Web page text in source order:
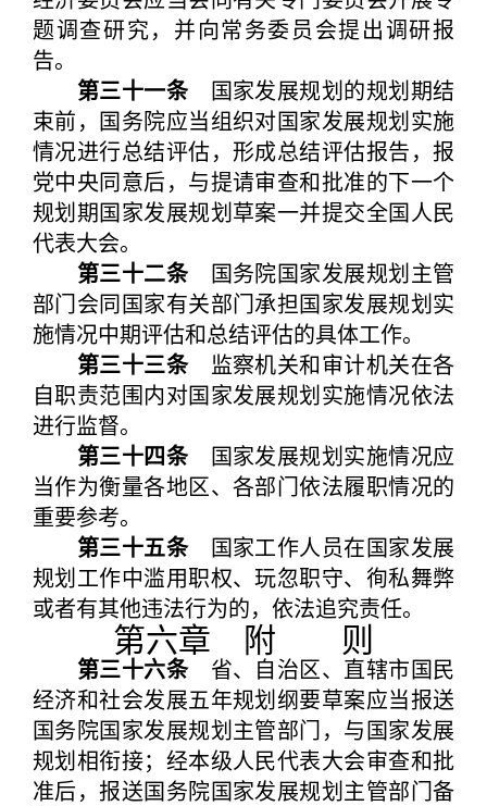
题调查研究，并向常务委员会提出调研报
告。
第三十一条国家发展规划的规划期结
束前，国务院应当组织对国家发展规划实施
情况进行总结评估，形成总结评估报告，报
党中央同意后，与提请审查和批准的下一个
规划期国家发展规划草案一并提交全国人民
代表大会。
第三十二条国务院国家发展规划主管
部门会同国家有关部门承担国家发展规划实
施情况中期评估和总结评估的具体工作。
第三十三条监察机关和审计机关在各
自职责范围内对国家发展规划实施情况依法
进行监督。
第三十四条国家发展规划实施情况应
当作为衡量各地区、各部门依法履职情况的
重要参考。
第三十五条国家工作人员在国家发展
规划工作中滥用职权、玩忽职守、徇私舞弊
或者有其他违法行为的，依法追究责任。
第六章 附 则
第三十六条省、自治区、直辖市国民
经济和社会发展五年规划纲要草案应当报送
国务院国家发展规划主管部门，与国家发展
规划相衔接；经本级人民代表大会审查和批
准后，报送国务院国家发展规划主管部门备